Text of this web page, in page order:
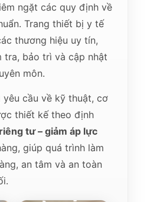
ngặt các quy định về
Trang thiết bị y tế
thương hiệu uy tín,
tra, bảo trì và cập nhật
môn.
yêu cầu về kỹ thuật, cơ
thiết kế theo định
tư – giảm áp lực
giúp quá trình làm
an tâm và an toàn